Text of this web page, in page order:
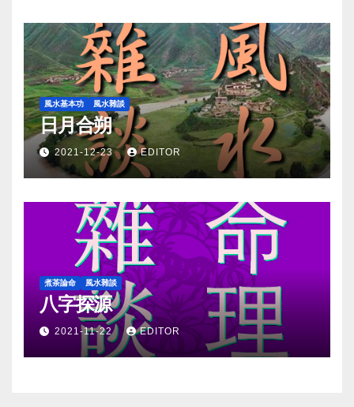
風水基本功 風水雜談
日月合朔
2021-12-23 EDITOR
煮茶論命 風水雜談
八字探源
2021-11-22 EDITOR